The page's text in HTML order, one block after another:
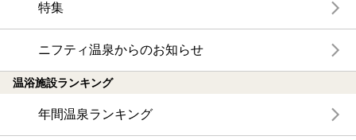
特集
ニフティ温泉からのお知らせ
温浴施設ランキング
年間温泉ランキング